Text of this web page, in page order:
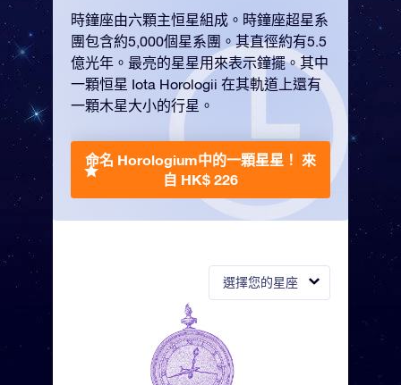
選擇您的星座
時鐘座由六顆主恒星組成。時鐘座超星系
團包含約5,000個星系團。其直徑約有5.5
億光年。最亮的星星用來表示鐘擺。其中
一顆恒星 Iota Horologii 在其軌道上還有
一顆木星大小的行星。
命名 Horologium中的一顆星星！ 來
自 HK$ 226